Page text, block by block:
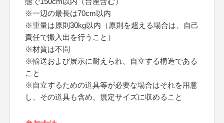
※一辺の最長は70cm以内
※重量は原則30kg以内（原則を超える場合は、自己
責任で搬入出を行うこと）
※材質は不問
※輸送および展示に耐えられ、自立する構造である
こと
※自立するための道具等が必要な場合はそれを用意
し、その道具も含め、規定サイズに収めること